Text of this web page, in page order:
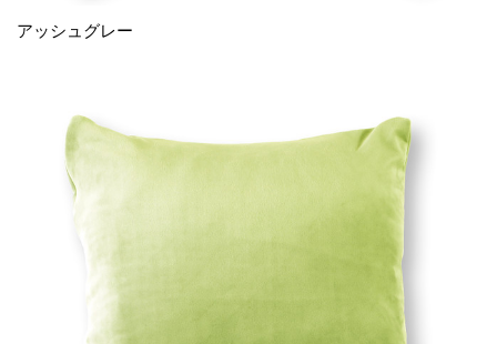
アッシュグレー